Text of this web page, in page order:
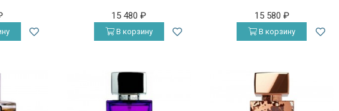
15 480₽
В корзину
15 580 ₽
В корзину